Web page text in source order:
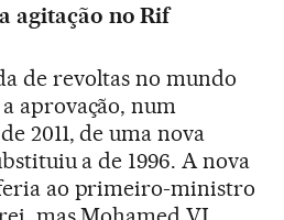
agitação no Rif
de revoltas no mundo
aprovação, num
2011, de uma nova
a de 1996. A nova
ao primeiro-ministro